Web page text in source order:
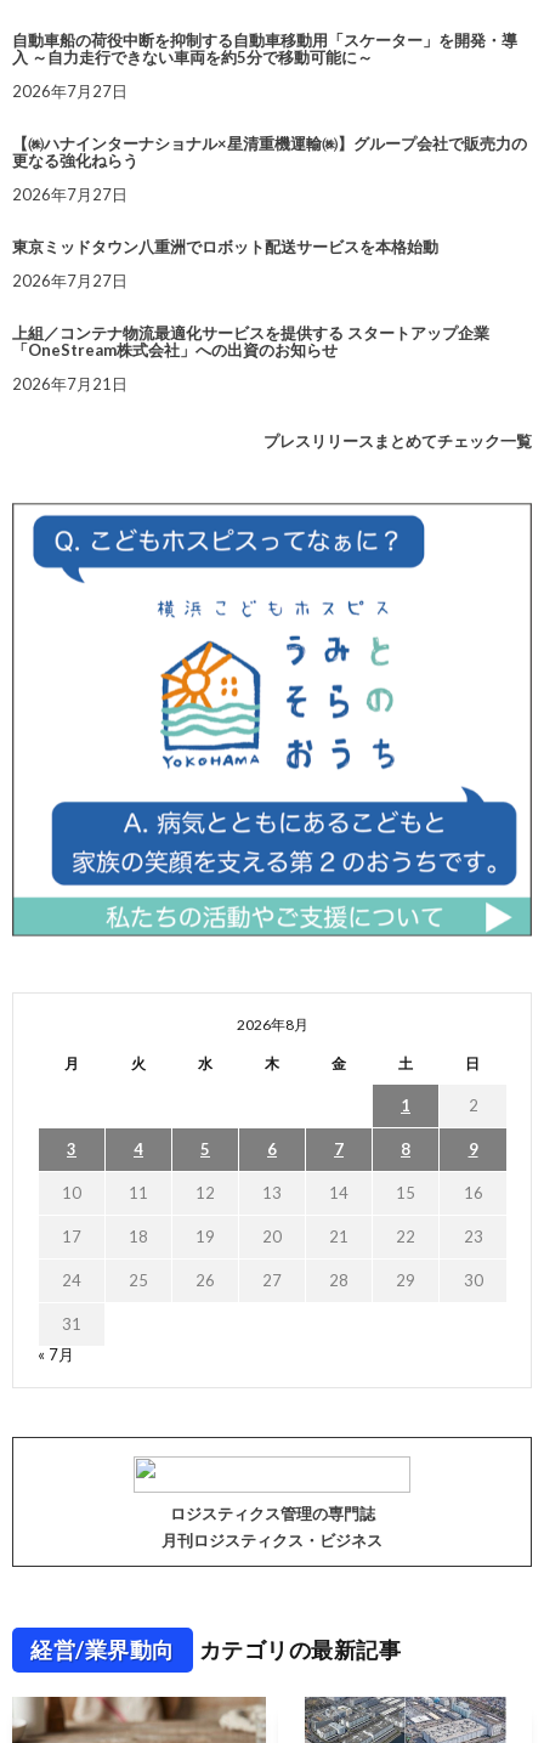
自動車船の荷役中断を抑制する自動車移動用「スケーター」を開発・導
入 ～自力走行できない車両を約5分で移動可能に～
2026年7月27日
【㈱ハナインターナショナル×星清重機運輸㈱】グループ会社で販売力の
更なる強化ねらう
2026年7月27日
東京ミッドタウン八重洲でロボット配送サービスを本格始動
2026年7月27日
上組／コンテナ物流最適化サービスを提供する スタートアップ企業
「OneStream株式会社」への出資のお知らせ
2026年7月21日
プレスリリースまとめてチェック一覧
2026年8月
月 火 水 木 金 土 日
1 2
3 4 5 6 7 8 9
10 11 12 13 14 15 16
17 18 19 20 21 22 23
24 25 26 27 28 29 30
31
« 7月
ロジスティクス管理の専門誌
月刊ロジスティクス・ビジネス
経営/業界動向 カテゴリの最新記事